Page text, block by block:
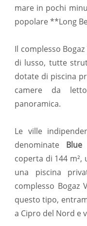
mare in pochi
popolare **Long
Il complesso
di lusso, tutte
dotate di piscina
camere da
panoramica.
Le ville
denominate Blue
coperta di 144 m²,
una piscina
complesso Bogaz
questo tipo,
a Cipro del Nord e